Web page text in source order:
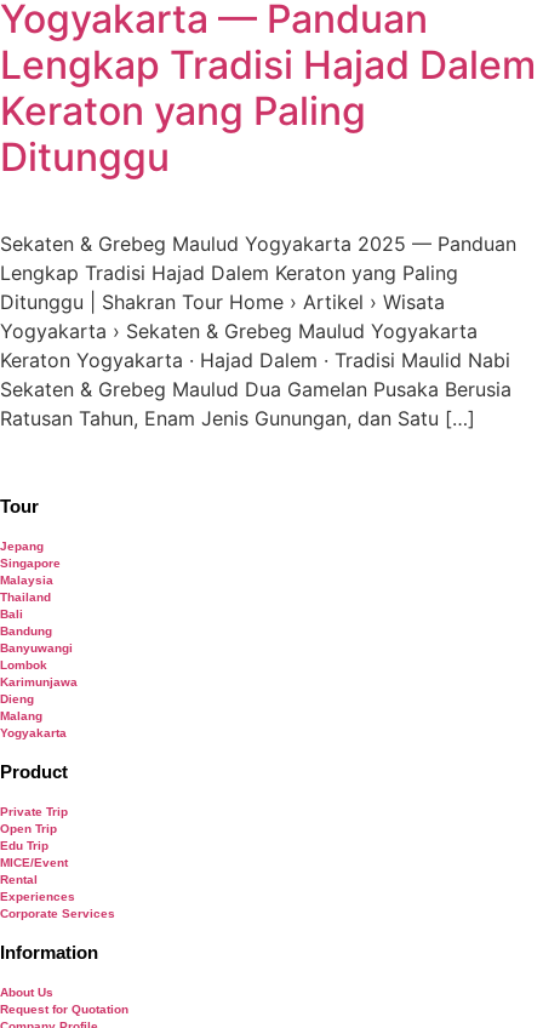
Yogyakarta — Panduan
Lengkap Tradisi Hajad Dalem
Keraton yang Paling
Ditunggu
Sekaten & Grebeg Maulud Yogyakarta 2025 — Panduan
Lengkap Tradisi Hajad Dalem Keraton yang Paling
Ditunggu | Shakran Tour Home › Artikel › Wisata
Yogyakarta › Sekaten & Grebeg Maulud Yogyakarta
Keraton Yogyakarta · Hajad Dalem · Tradisi Maulid Nabi
Sekaten & Grebeg Maulud Dua Gamelan Pusaka Berusia
Ratusan Tahun, Enam Jenis Gunungan, dan Satu […]
Tour
Jepang
Singapore
Malaysia
Thailand
Bali
Bandung
Banyuwangi
Lombok
Karimunjawa
Dieng
Malang
Yogyakarta
Product
Private Trip
Open Trip
Edu Trip
MICE/Event
Rental
Experiences
Corporate Services
Information
About Us
Request for Quotation